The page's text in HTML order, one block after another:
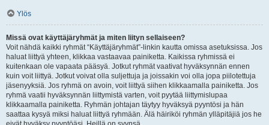
Ylös
Missä ovat käyttäjäryhmät ja miten liityn sellaiseen?
Voit nähdä kaikki ryhmät “Käyttäjäryhmät”-linkin kautta omissa asetuksissa. Jos
haluat liittyä yhteen, klikkaa vastaavaa painiketta. Kaikissa ryhmissä ei
kuitenkaan ole vapaata pääsyä. Jotkut ryhmät vaativat hyväksynnän ennen
kuin voit liittyä. Jotkut voivat olla suljettuja ja joissakin voi olla jopa piilotettuja
jäsenyyksiä. Jos ryhmä on avoin, voit liittyä siihen klikkaamalla painiketta. Jos
ryhmä vaatii hyväksynnän liittymistä varten, voit pyytää liittymislupaa
klikkaamalla painiketta. Ryhmän johtajan täytyy hyväksyä pyyntösi ja hän
saattaa kysyä miksi haluat liittyä ryhmään. Älä häiriköi ryhmän ylläpitäjiä jos he